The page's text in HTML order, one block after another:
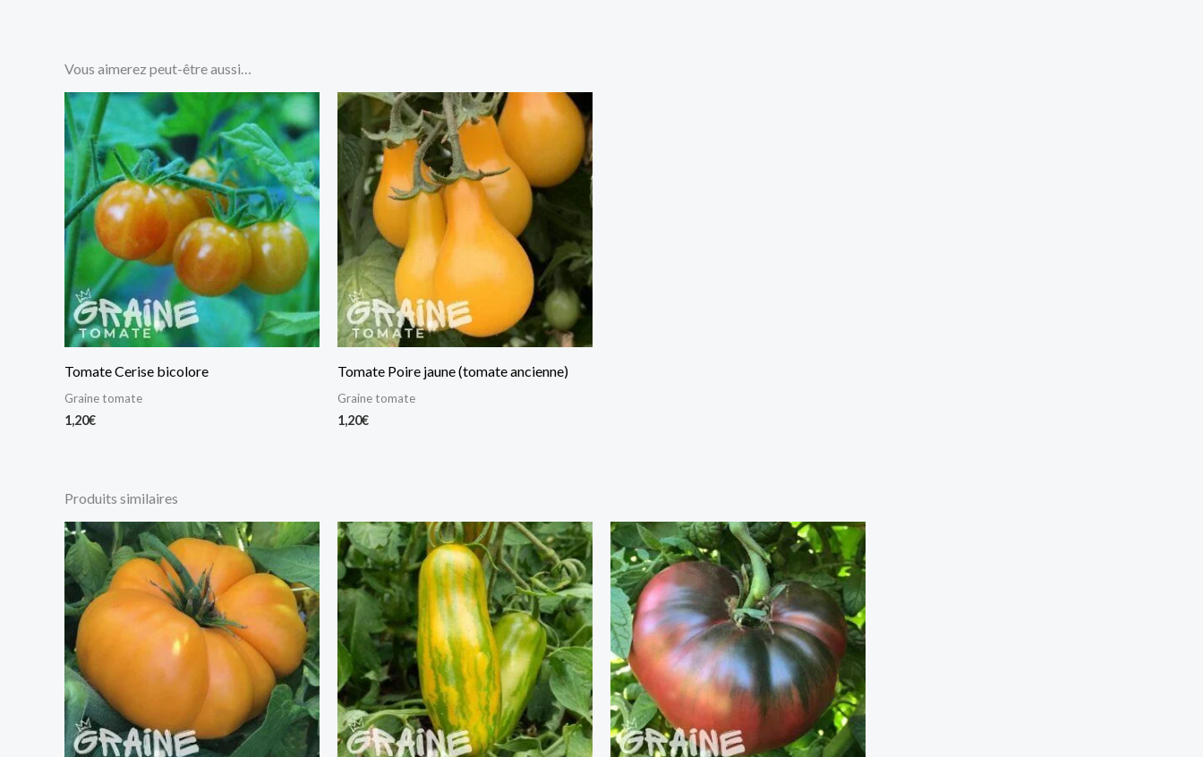
Vous aimerez peut-être aussi…
Tomate Cerise bicolore
Graine tomate
1,20€
Tomate Poire jaune (tomate ancienne)
Graine tomate
1,20€
Produits similaires